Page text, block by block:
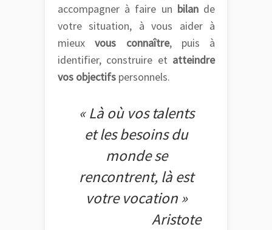
accompagner à faire un bilan de
votre situation, à vous aider à
mieuxvous connaître, puis à
identifier, construire et atteindre
vos objectifs personnels.
« Là où vos talents
et les besoins du
monde se
rencontrent, là est
votre vocation »
Aristote